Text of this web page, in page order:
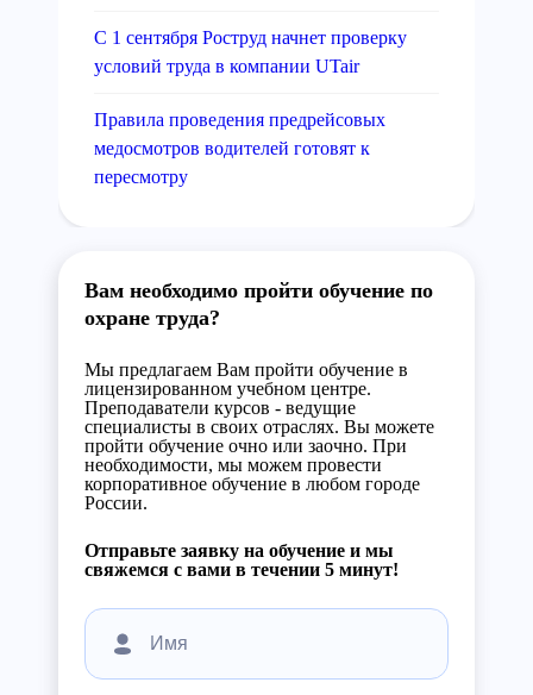
С 1 сентября Роструд начнет проверку
условий труда в компании UTair
Правила проведения предрейсовых
медосмотров водителей готовят к
пересмотру
Вам необходимо пройти обучение по
охране труда?
Мы предлагаем Вам пройти обучение в
лицензированном учебном центре.
Преподаватели курсов - ведущие
специалисты в своих отраслях. Вы можете
пройти обучение очно или заочно. При
необходимости, мы можем провести
корпоративное обучение в любом городе
России.
Отправьте заявку на обучение и мы
свяжемся с вами в течении 5 минут!